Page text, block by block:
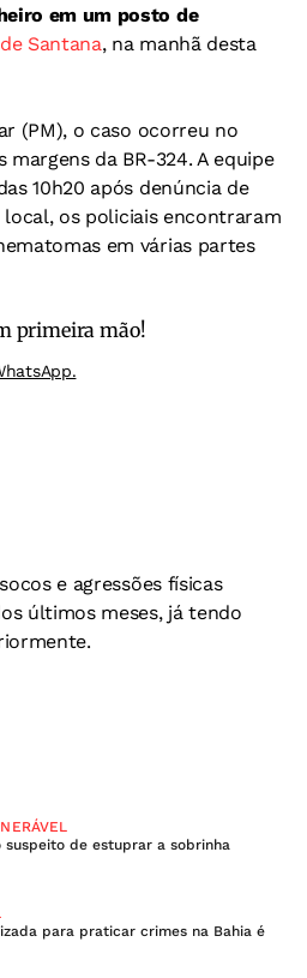
em um posto de
Santana, na manhã desta
(PM), o caso ocorreu no
da BR-324. Aequipe
10h20 após denúncia de
local, os policiais encontraram
em várias partes
primeira mão!
e agressões físicas
últimos meses, já tendo
suspeito de estuprar a sobrinha
para praticar crimes na Bahia é